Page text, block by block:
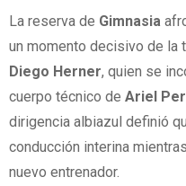
La reserva de Gimnasia
un momento decisivo de la
Diego Herner, quien se
cuerpo técnico de Ariel
dirigencia albiazul definió
conducción interina
nuevo entrenador.